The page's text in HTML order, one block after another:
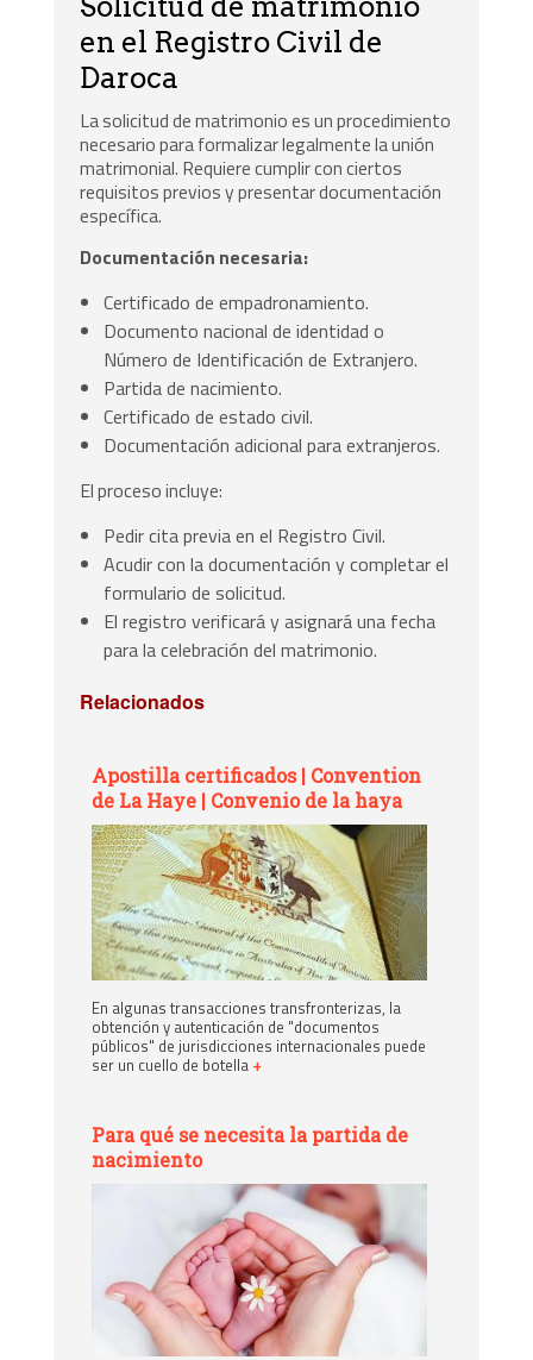
en el Registro Civil de
Daroca
La solicitud de matrimonio es un procedimiento
necesario para formalizar legalmente la unión
matrimonial. Requiere cumplir con ciertos
requisitos previos y presentar documentación
específica.
Documentación necesaria:
Certificado de empadronamiento.
Documento nacional de identidad o
Número de Identificación de Extranjero.
Partida de nacimiento.
Certificado de estado civil.
Documentación adicional para extranjeros.
El proceso incluye:
Pedir cita previa en el Registro Civil.
Acudir con la documentación y completar el
formulario de solicitud.
El registro verificará y asignará una fecha
para la celebración del matrimonio.
Relacionados
Apostilla certificados | Convention
de La Haye | Convenio de la haya
En algunas transacciones transfronterizas, la
obtención y autenticación de "documentos
públicos" de jurisdicciones internacionales puede
ser un cuello de botella +
Para qué se necesita la partida de
nacimiento